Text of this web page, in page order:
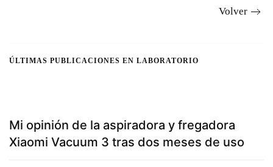
Volver
ÚLTIMAS PUBLICACIONES EN LABORATORIO
Mi opinión de la aspiradora y fregadora
Xiaomi Vacuum 3 tras dos meses de uso